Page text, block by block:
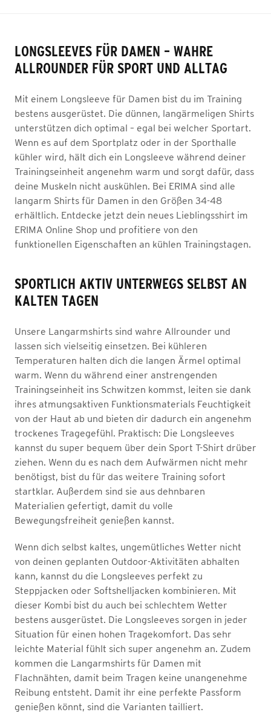
LONGSLEEVES FÜR DAMEN – WAHRE
ALLROUNDER FÜR SPORT UND ALLTAG
Mit einem Longsleeve für Damen bist du im Training
bestens ausgerüstet. Die dünnen, langärmeligen Shirts
unterstützen dich optimal – egal bei welcher Sportart.
Wenn es auf dem Sportplatz oder in der Sporthalle
kühler wird, hält dich ein Longsleeve während deiner
Trainingseinheit angenehm warm und sorgt dafür, dass
deine Muskeln nicht auskühlen. Bei ERIMA sind alle
langarm Shirts für Damen in den Größen 34-48
erhältlich. Entdecke jetzt dein neues Lieblingsshirt im
ERIMA Online Shop und profitiere von den
funktionellen Eigenschaften an kühlen Trainingstagen.
SPORTLICH AKTIV UNTERWEGS SELBST AN
KALTEN TAGEN
Unsere Langarmshirts sind wahre Allrounder und
lassen sich vielseitig einsetzen. Bei kühleren
Temperaturen halten dich die langen Ärmel optimal
warm. Wenn du während einer anstrengenden
Trainingseinheit ins Schwitzen kommst, leiten sie dank
ihres atmungsaktiven Funktionsmaterials Feuchtigkeit
von der Haut ab und bieten dir dadurch ein angenehm
trockenes Tragegefühl. Praktisch: Die Longsleeves
kannst du super bequem über dein Sport T-Shirt drüber
ziehen. Wenn du es nach dem Aufwärmen nicht mehr
benötigst, bist du für das weitere Training sofort
startklar. Außerdem sind sie aus dehnbaren
Materialien gefertigt, damit du volle
Bewegungsfreiheit genießen kannst.
Wenn dich selbst kaltes, ungemütliches Wetter nicht
von deinen geplanten Outdoor-Aktivitäten abhalten
kann, kannst du die Longsleeves perfekt zu
Steppjacken oder Softshelljacken kombinieren. Mit
dieser Kombi bist du auch bei schlechtem Wetter
bestens ausgerüstet. Die Longsleeves sorgen in jeder
Situation für einen hohen Tragekomfort. Das sehr
leichte Material fühlt sich super angenehm an. Zudem
kommen die Langarmshirts für Damen mit
Flachnähten, damit beim Tragen keine unangenehme
Reibung entsteht. Damit ihr eine perfekte Passform
genießen könnt, sind die Varianten tailliert.